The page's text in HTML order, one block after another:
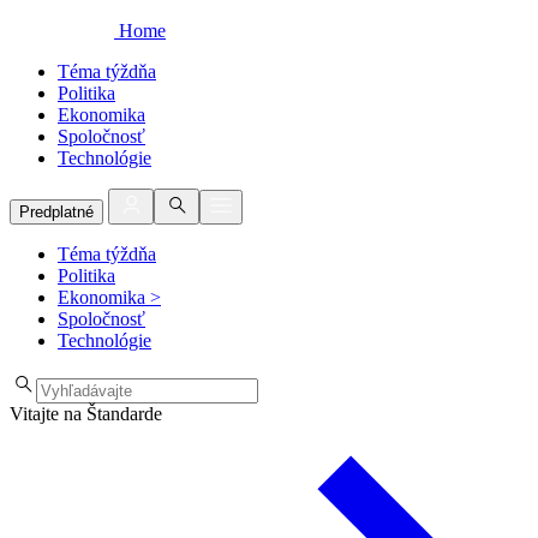
Home
Téma týždňa
Politika
Ekonomika
Spoločnosť
Technológie
Predplatné
Téma týždňa
Politika
Ekonomika >
Spoločnosť
Technológie
Vitajte na Štandarde